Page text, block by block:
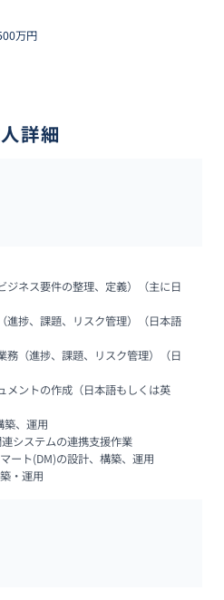
万円
詳細
ジネス要件の整理、定義）（主に日
進捗、課題、リスク管理）（日本語
務（進捗、課題、リスク管理）（日
メントの作成（日本語もしくは英
築、運用
システムの連携支援作業
ート(DM)の設計、構築、運用
・運用